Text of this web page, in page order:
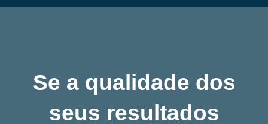
Se a qualidade dos
seus resultados